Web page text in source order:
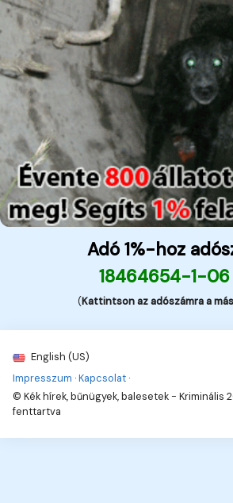
Adó 1%-hoz
18464654-1-
(Kattintson az adószámra a
English (US)
Impresszum ·Kapcsolat ·
© Kék hírek, bűnügyek, balesetek - Kriminális
fenttartva